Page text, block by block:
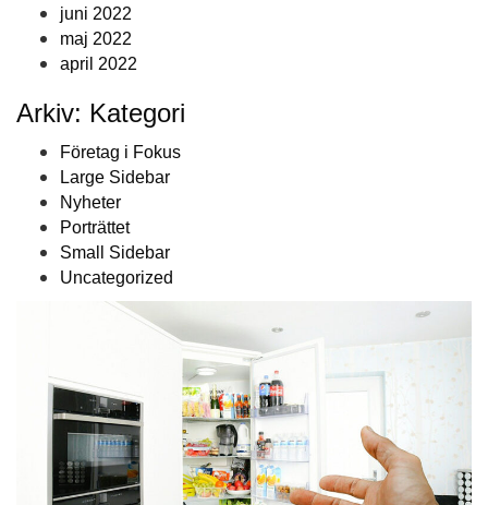
juni 2022
maj 2022
april 2022
Arkiv: Kategori
Företag i Fokus
Large Sidebar
Nyheter
Porträttet
Small Sidebar
Uncategorized